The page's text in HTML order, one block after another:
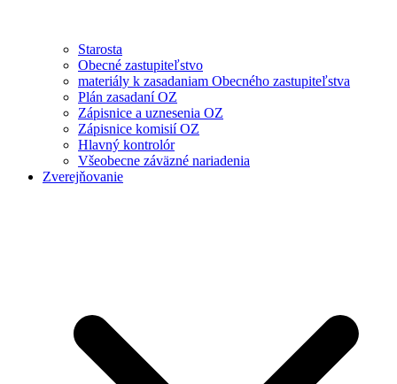
Starosta
Obecné zastupiteľstvo
materiály k zasadaniam Obecného zastupiteľstva
Plán zasadaní OZ
Zápisnice a uznesenia OZ
Zápisnice komisií OZ
Hlavný kontrolór
Všeobecne záväzné nariadenia
Zverejňovanie